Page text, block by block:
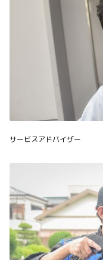
サービスアドバイザー